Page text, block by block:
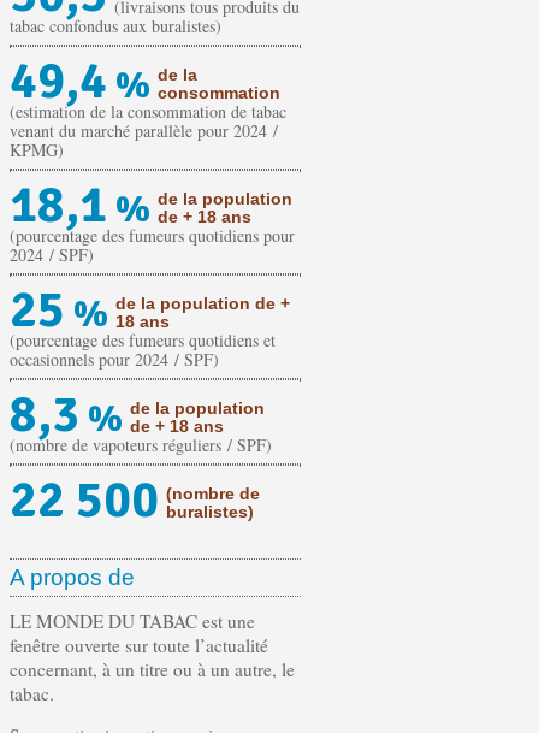
(livraisons tous produits du
tabac confondus aux buralistes)
49,4 % de la
consommation
(estimation de la consommation de tabac
venant du marché parallèle pour 2024 /
KPMG)
18,1 % de la population
de + 18 ans
(pourcentage des fumeurs quotidiens pour
2024 / SPF)
25 % de la population de +
18 ans
(pourcentage des fumeurs quotidiens et
occasionnels pour 2024 / SPF)
8,3 % de la population
de + 18 ans
(nombre de vapoteurs réguliers / SPF)
22 500 (nombre de
buralistes)
A propos de
LE MONDE DU TABAC est une
fenêtre ouverte sur toute l’actualité
concernant, à un titre ou à un autre, le
tabac.